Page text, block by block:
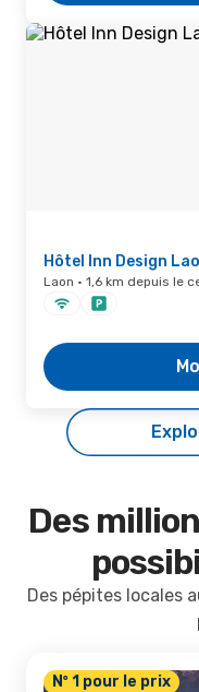
Hôtel Inn Design
Laon · 1,6 km depuis le
Des
Des pépites locales
Nº 1 pour le prix